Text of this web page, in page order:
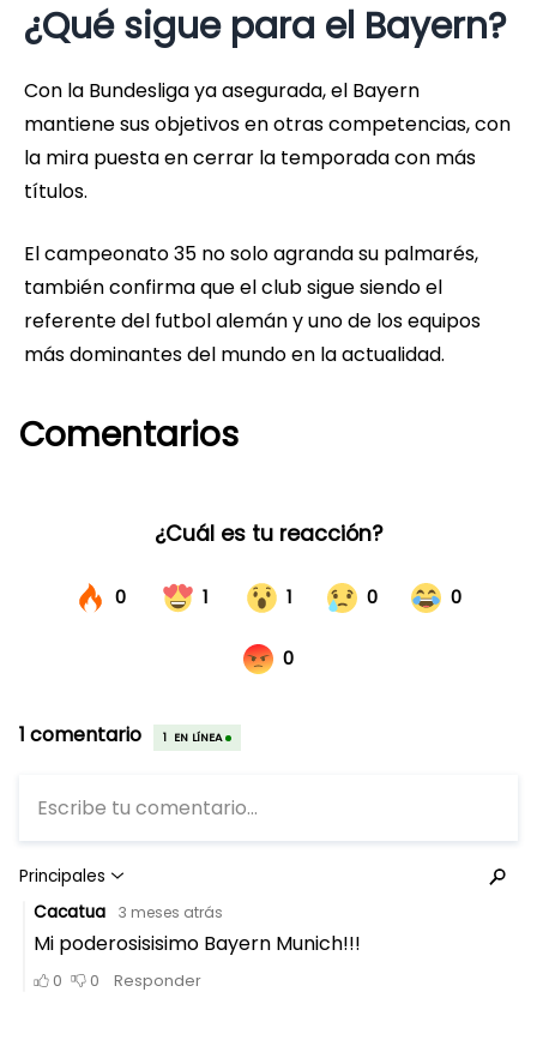
¿Qué sigue para el Bayern?
Con la Bundesliga ya asegurada, el Bayern
mantiene sus objetivos en otras competencias, con
la mira puesta en cerrar la temporada con más
títulos.
El campeonato 35 no solo agranda su palmarés,
también confirma que el club sigue siendo el
referente del futbol alemán y uno de los equipos
más dominantes del mundo en la actualidad.
Comentarios